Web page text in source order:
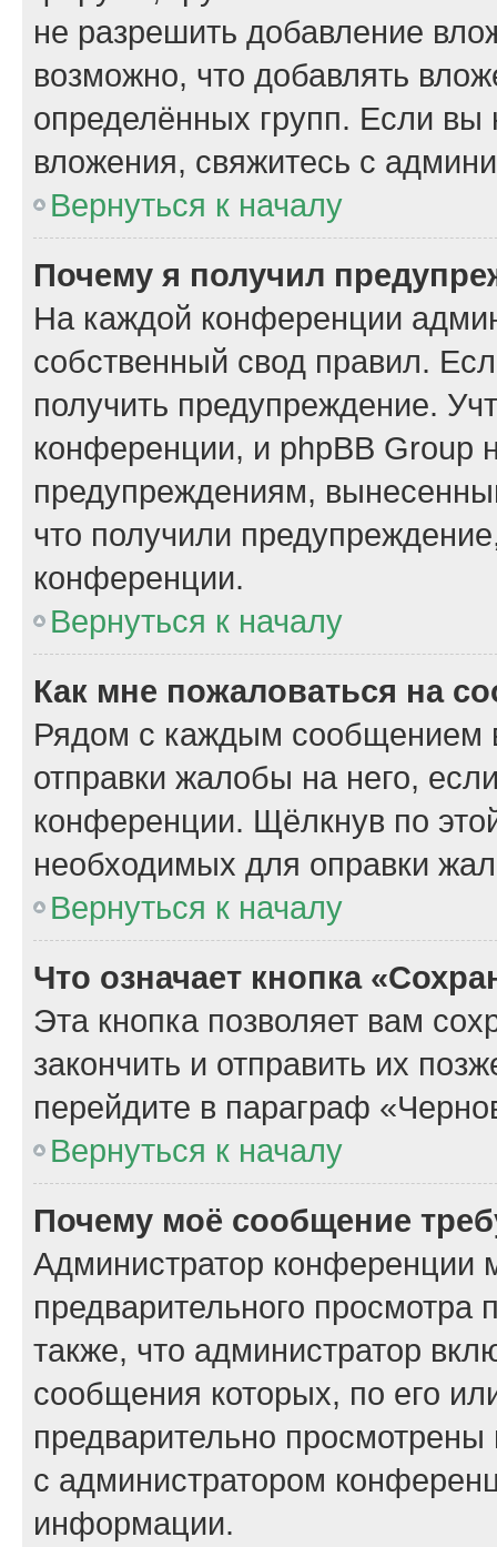
не разрешить добавление
возможно, что добавлять
определённых групп. Если вы
вложения, свяжитесь с
Вернуться к началу
Почему я получил
На каждой конференции
собственный свод правил.
получить предупреждение.
конференции, и phpBB Group
предупреждениям,
что получили
конференции.
Вернуться к началу
Как мне пожаловаться на
Рядом с каждым сообщением
отправки жалобы на него,
конференции. Щёлкнув по
необходимых для оправки
Вернуться к началу
Что означает кнопка
Эта кнопка позволяет вам
закончить и отправить их
перейдите в параграф
Вернуться к началу
Почему моё сообщение
Администратор конференции
предварительного
также, что администратор
сообщения которых, по его
предварительно
с администратором
информации.